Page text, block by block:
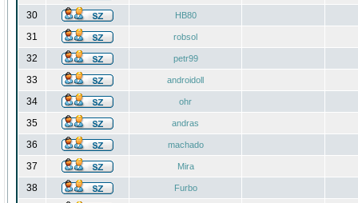
30 HB80
31 robsol
32 petr99
33 androidoll
34 ohr
35 andras
36 machado
37 Mira
38 Furbo